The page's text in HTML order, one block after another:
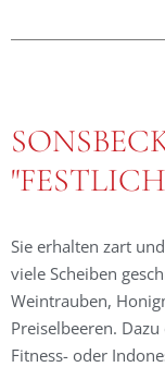
Sie erhalten zart
viele Scheiben
Weintrauben,
Preiselbeeren.
Fitness- oder